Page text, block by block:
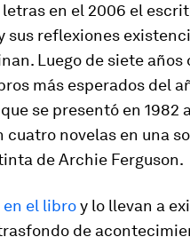
en el 2006 el
sus reflexiones
Luego de siete años
más esperados del
se presentó en 1982
cuatro novelas en una
de Archie Ferguson.
en el libroy lo llevan a
de